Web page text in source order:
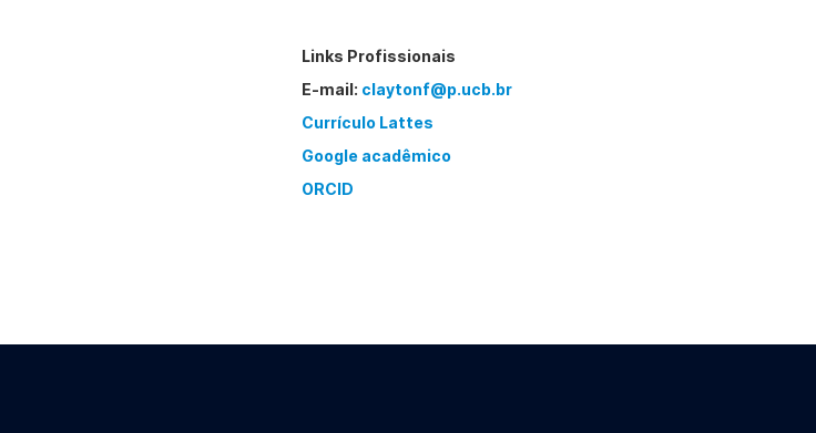
Links Profissionais
E-mail: claytonf@p.ucb.br
Currículo Lattes
Google acadêmico
ORCID